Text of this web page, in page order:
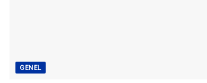
GENEL